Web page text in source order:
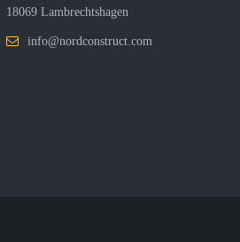
18069 Lambrechtshagen
info@nordconstruct.com